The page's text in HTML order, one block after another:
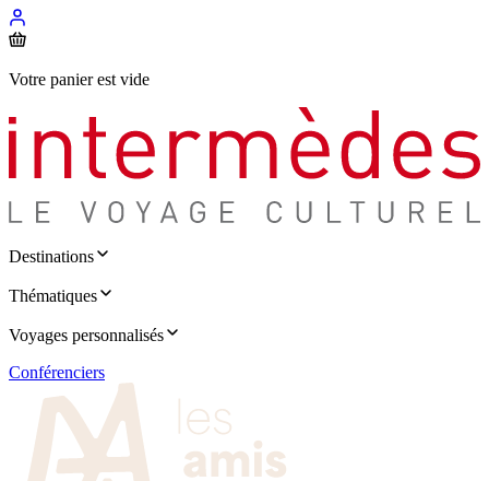
Votre panier est vide
Destinations
Thématiques
Voyages personnalisés
Conférenciers